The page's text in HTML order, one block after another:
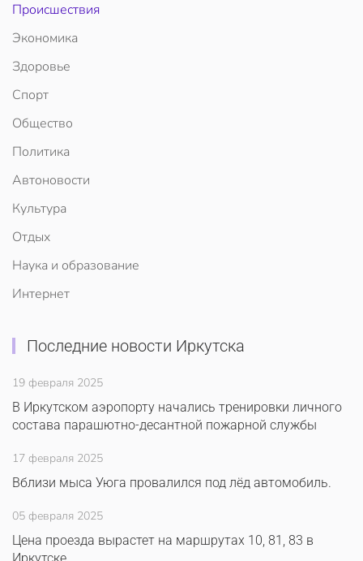
Происшествия
Экономика
Здоровье
Спорт
Общество
Политика
Автоновости
Культура
Отдых
Наука и образование
Интернет
Последние новости Иркутска
19 февраля 2025
В Иркутском аэропорту начались тренировки личного
состава парашютно-десантной пожарной службы
17 февраля 2025
Вблизи мыса Уюга провалился под лёд автомобиль.
05 февраля 2025
Цена проезда вырастет на маршрутах 10, 81, 83 в